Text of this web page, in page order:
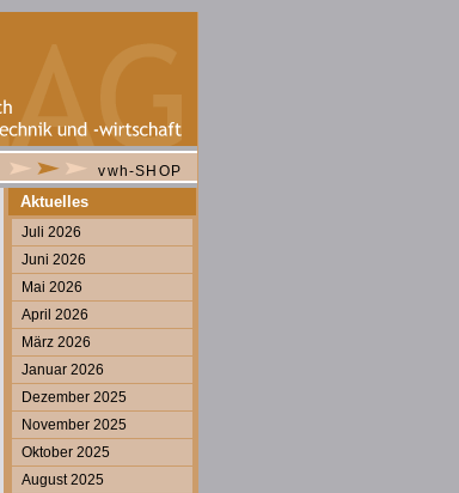
vwh-SHOP
Aktuelles
Juli 2026
Juni 2026
Mai 2026
April 2026
März 2026
Januar 2026
Dezember 2025
November 2025
Oktober 2025
August 2025